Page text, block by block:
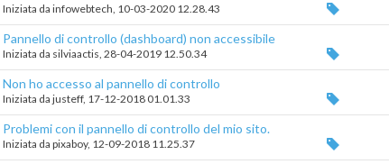
Iniziata da infowebtech ‎, 10-03-2020 12.28.43
Pannello di controllo (dashboard) non accessibile
Iniziata da silviaactis ‎, 28-04-2019 12.50.34
Non ho accesso al pannello di controllo
Iniziata da justeff‎, 17-12-2018 01.01.33
Problemi con il pannello di controllo del mio sito.
Iniziata da pixaboy‎, 12-09-2018 11.25.37